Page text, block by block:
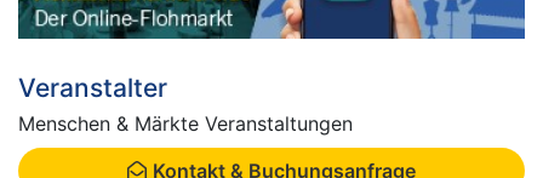
Veranstalter
Menschen & Märkte Veranstaltungen
Kontakt & Buchungsanfrage